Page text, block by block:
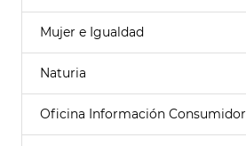
Mujer e Igualdad
Naturia
Oficina Información Consumidor